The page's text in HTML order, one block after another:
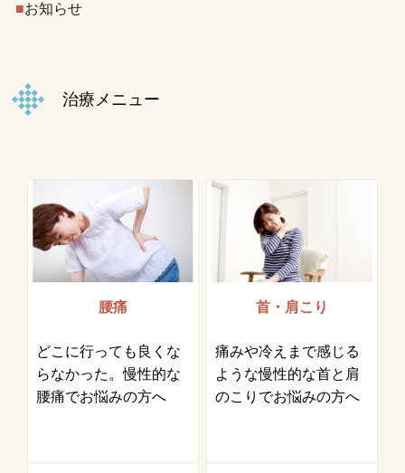
お知らせ
治療メニュー
腰痛
どこに行っても良くな
らなかった。慢性的な
腰痛でお悩みの方へ
首・肩こり
痛みや冷えまで感じる
ような慢性的な首と肩
のこりでお悩みの方へ